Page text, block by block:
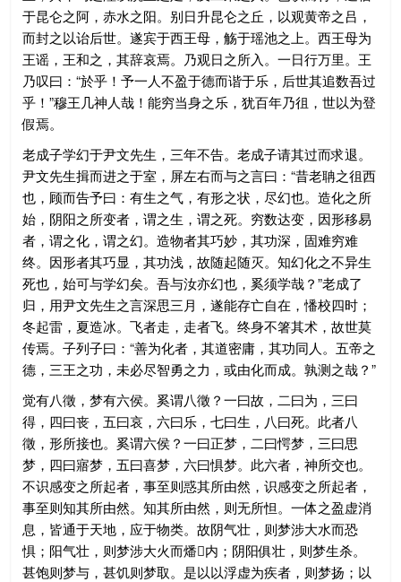
于昆仑之阿，赤水之阳。别日升昆仑之丘，以观黄帝之吕，
而封之以诒后世。遂宾于西王母，觞于瑶池之上。西王母为
王谣，王和之，其辞哀焉。乃观日之所入。一日行万里。王
乃叹曰：“於乎！予一人不盈于德而谐于乐，后世其追数吾过
乎！”穆王几神人哉！能穷当身之乐，犹百年乃徂，世以为登
假焉。
老成子学幻于尹文先生，三年不告。老成子请其过而求退。
尹文先生揖而进之于室，屏左右而与之言曰：“昔老聃之徂西
也，顾而告予曰：有生之气，有形之状，尽幻也。造化之所
始，阴阳之所变者，谓之生，谓之死。穷数达变，因形移易
者，谓之化，谓之幻。造物者其巧妙，其功深，固难穷难
终。因形者其巧显，其功浅，故随起随灭。知幻化之不异生
死也，始可与学幻矣。吾与汝亦幻也，奚须学哉？”老成了
归，用尹文先生之言深思三月，遂能存亡自在，憣校四时；
冬起雷，夏造冰。飞者走，走者飞。终身不箸其术，故世莫
传焉。子列子曰：“善为化者，其道密庸，其功同人。五帝之
德，三王之功，未必尽智勇之力，或由化而成。孰测之哉？”
觉有八徵，梦有六侯。奚谓八徵？一曰故，二曰为，三曰
得，四曰丧，五曰哀，六曰乐，七曰生，八曰死。此者八
徵，形所接也。奚谓六侯？一曰正梦，二曰愕梦，三曰思
梦，四曰寤梦，五曰喜梦，六曰惧梦。此六者，神所交也。
不识感变之所起者，事至则惑其所由然，识感变之所起者，
事至则知其所由然。知其所由然，则无所怛。一体之盈虚消
息，皆通于天地，应于物类。故阴气壮，则梦涉大水而恐
惧；阳气壮，则梦涉大火而燔内；阴阳俱壮，则梦生杀。
甚饱则梦与，甚饥则梦取。是以以浮虚为疾者，则梦扬；以